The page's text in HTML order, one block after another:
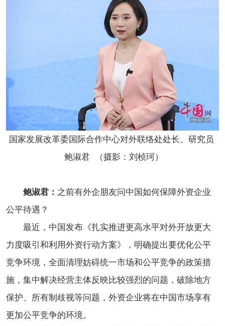
国家发展改革委国际合作中心对外联络处处长、研究员
鲍淑君  （摄影： 刘桢珂）
鲍淑君： 之前有外企朋友问中国如何保障外资企业
公平待遇？
最近，中国发布《扎实推进更高水平对外开放更大
力度吸引和利用外资行动方案》，明确提出要优化公平
竞争环境，全面清理妨碍统一市场和公平竞争的政策措
施，集中解决经营主体反映比较强烈的问题，破除地方
保护、所有制歧视等问题，外资企业将在中国市场享有
更加公平竞争的环境。